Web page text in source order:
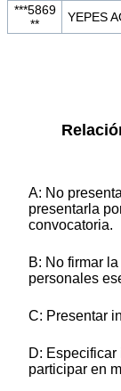
***5869
**
YEPES
A: No
presentarla
convocatoria.
B: No firmar
personales
C: Presentar
D:
participar en